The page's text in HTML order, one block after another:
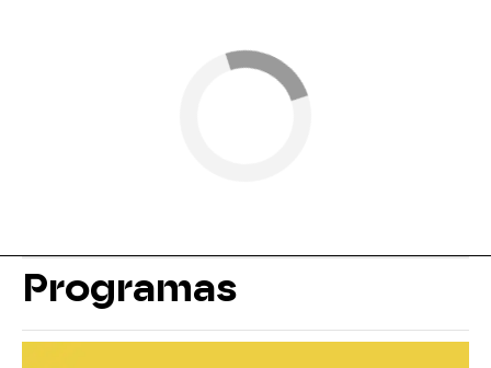
Programas